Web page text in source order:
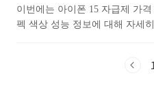
이번에는 아이폰 15 자급제 가
펙 색상 성능 정보에 대해 자세
분들에게 추천드립니다. 애플이